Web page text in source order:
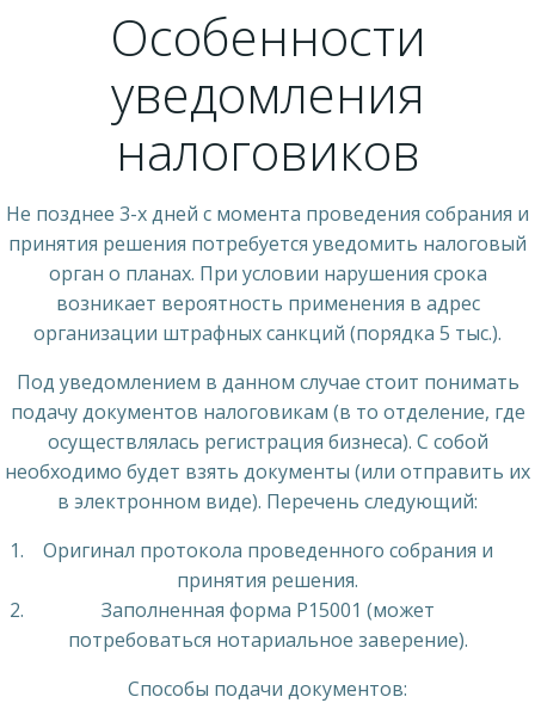
Особенности
уведомления
налоговиков
Не позднее 3-х дней с момента проведения собрания и
принятия решения потребуется уведомить налоговый
орган о планах. При условии нарушения срока
возникает вероятность применения в адрес
организации штрафных санкций (порядка 5 тыс.).
Под уведомлением в данном случае стоит понимать
подачу документов налоговикам (в то отделение, где
осуществлялась регистрация бизнеса). С собой
необходимо будет взять документы (или отправить их
в электронном виде). Перечень следующий:
Оригинал протокола проведенного собрания и
принятия решения.
Заполненная форма Р15001 (может
потребоваться нотариальное заверение).
Способы подачи документов: